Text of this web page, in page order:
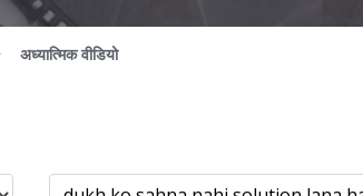
अध्यात्मिक वीडियो